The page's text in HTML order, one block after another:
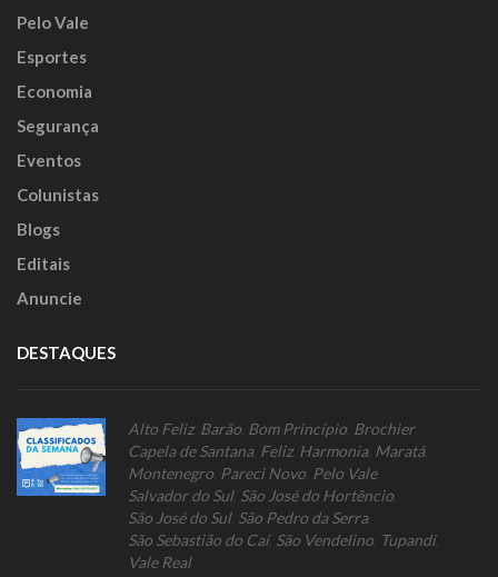
Pelo Vale
Esportes
Economia
Segurança
Eventos
Colunistas
Blogs
Editais
Anuncie
DESTAQUES
Alto Feliz, Barão Bom Princípio Brochier,
Capela de Santana, Feliz, Harmonia, Maratá,
Montenegro Pareci Novo Pelo Vale,
Salvador do Sul, São José do Hortêncio
São José do Sul, São Pedro da Serra,
São Sebastião do Caí, São Vendelino Tupandi,
Vale Real